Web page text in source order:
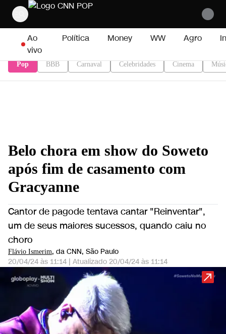
Pular para o conteúdo
Ao
vivo
Política Money WW Agro
Pop BBB Carnaval Celebridades Cinema
Belo chora em show do Soweto
após fim de casamento com
Gracyanne
Cantor de pagode tentava cantar "Reinventar",
um de seus maiores sucessos, quando caiu no
choro
Flávio Ismerim, da CNN, São Paulo
20/04/24 às 11:14 | Atualizado 20/04/24 às 11:14